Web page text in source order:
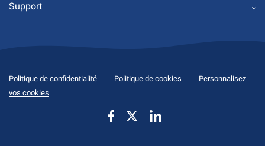
Support
Politique de confidentialité Politique de cookies
Personnalisez
vos cookies